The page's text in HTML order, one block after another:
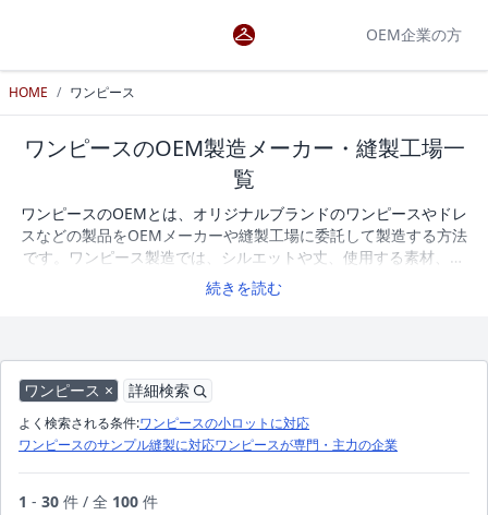
OEM企業の方
HOME / ワンピース
ワンピースのOEM製造メーカー・縫製工場一
覧
ワンピースのOEMとは、オリジナルブランドのワンピースやドレ
スなどの製品をOEMメーカーや縫製工場に委託して製造する方法
です。ワンピース製造では、シルエットや丈、使用する素材、切
り替え、裏地、ファスナーなどの開き仕様によって、
まで幅広い表現が可能で、仕上がりや着用感が大
材や縫製技術などを確認しながらOEMメーカーや縫製工場を選ぶ
ことが重要です。アパレルOEM検索では、ワンピース・ドレスの
製造に対応するOEMメーカーや縫製工場を掲載しています。企業
一覧を比較しながら、条件に合ったOEMパートナーを探すことが
できます。現在、ワンピースのOEM製造に対応するメーカー・縫
製工場を100社掲載しています。
続きを読む
ワンピース × 詳細検索
よく検索される条件:ワンピースの小ロットに対応
ワンピースのサンプル縫製に対応ワンピースが専門・主力の企業
1 - 30 件 / 全 100 件